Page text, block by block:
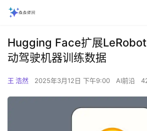
Hugging Face扩展
动驾驶机器训练数据‌
王 浩然 2025年3月12日 下午9:00 AI前沿